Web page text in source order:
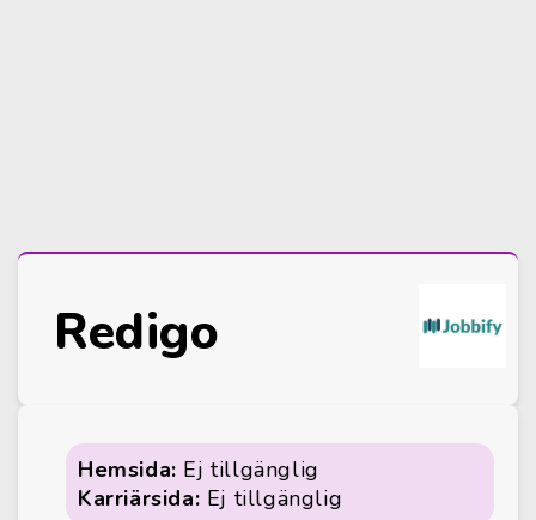
Redigo
Hemsida: Ej tillgänglig
Karriärsida: Ej tillgänglig